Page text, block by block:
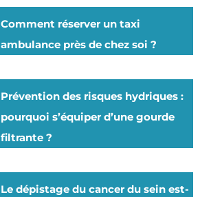
Comment réserver un taxi
ambulance près de chez soi ?
Prévention des risques hydriques :
pourquoi s’équiper d’une gourde
filtrante ?
Le dépistage du cancer du sein est-